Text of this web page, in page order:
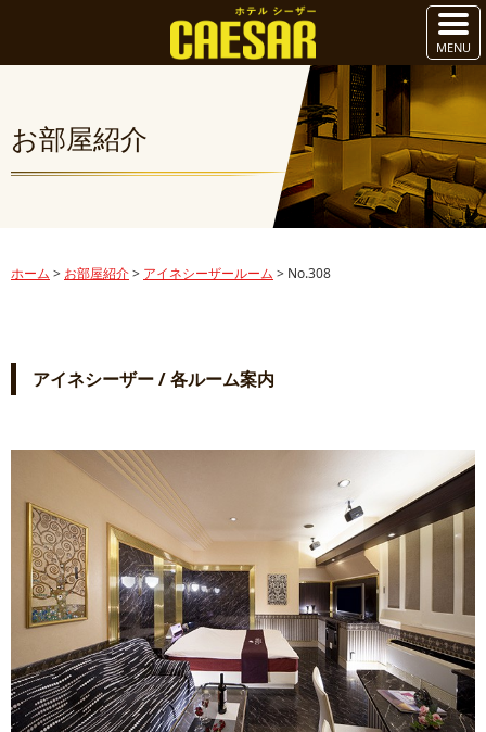
お部屋紹介
ホーム > お部屋紹介> アイネシーザールーム > No.308
アイネシーザー / 各ルーム案内